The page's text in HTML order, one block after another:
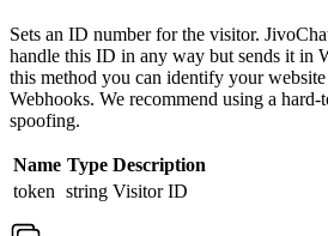
Sets an ID number for the visitor.
handle this ID in any way but sends it in
this method you can identify your
Webhooks. We recommend using a
spoofing.
Name Type Description
token string Visitor ID